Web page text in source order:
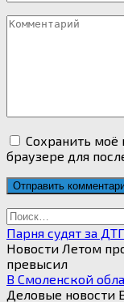
Комментарий
Сохранить моё
браузере для
Search
for:
Парня судят за
Новости Летом
превысил
В Смоленской
Деловые новости